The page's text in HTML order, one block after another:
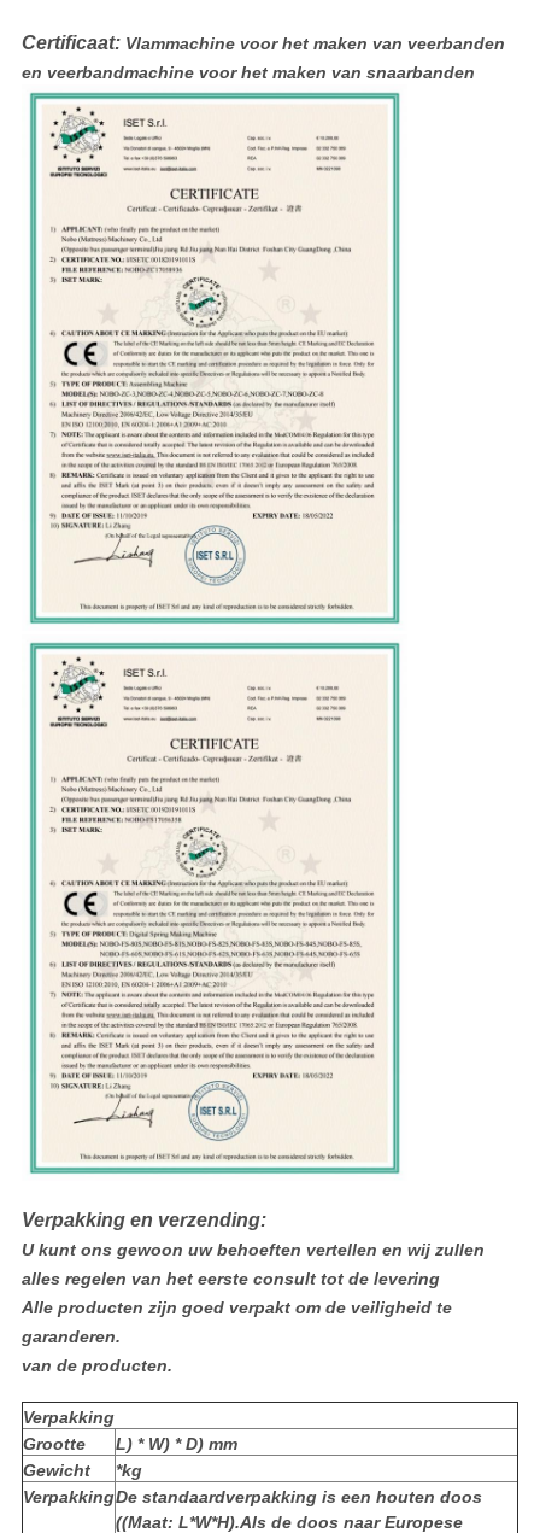
Certificaat: Vlammachine voor het maken van veerbanden
en veerbandmachine voor het maken van snaarbanden
Verpakking en verzending:
U kunt ons gewoon uw behoeften vertellen en wij zullen
alles regelen van het eerste consult tot de levering
Alle producten zijn goed verpakt om de veiligheid te
garanderen.
van de producten.
Verpakking
Grootte
L) * W) * D) mm
Gewicht
*kg
VerpakkingDe standaardverpakking is een houten doos
((Maat: L*W*H).Als de doos naar Europese